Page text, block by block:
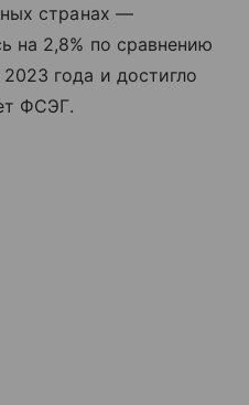
странах —
на 2,8% по сравнению
года и достигло
ФСЭГ.